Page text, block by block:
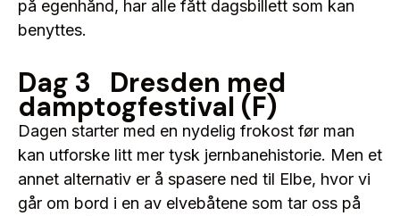
på egenhånd, har alle fått dagsbillett som kan
benyttes.
Dag 3 Dresden med
damptogfestival (F)
Dagen starter med en nydelig frokost før man
kan utforske litt mer tysk jernbanehistorie. Men et
annet alternativ er å spasere ned til Elbe, hvor vi
går om bord i en av elvebåtene som tar oss på